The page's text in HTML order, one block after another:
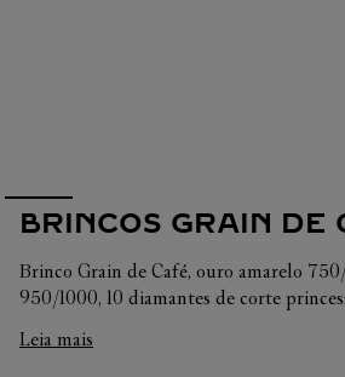
BRINCOS GRAIN DE
Brinco Grain de Café, ouro amarelo
950/1000, 10 diamantes de corte
Leia mais